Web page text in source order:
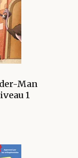
Man
1